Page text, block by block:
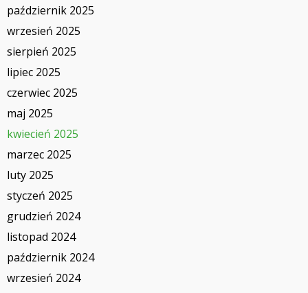
październik 2025
wrzesień 2025
sierpień 2025
lipiec 2025
czerwiec 2025
maj 2025
kwiecień 2025
marzec 2025
luty 2025
styczeń 2025
grudzień 2024
listopad 2024
październik 2024
wrzesień 2024